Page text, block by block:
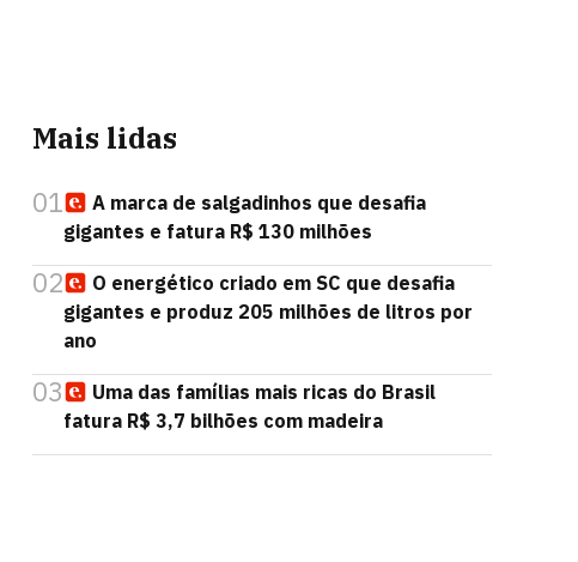
Mais lidas
01
A marca de salgadinhos que desafia
gigantes e fatura R$ 130 milhões
02
O energético criado em SC que desafia
gigantes e produz 205 milhões de litros por
ano
03
Uma das famílias mais ricas do Brasil
fatura R$ 3,7 bilhões com madeira